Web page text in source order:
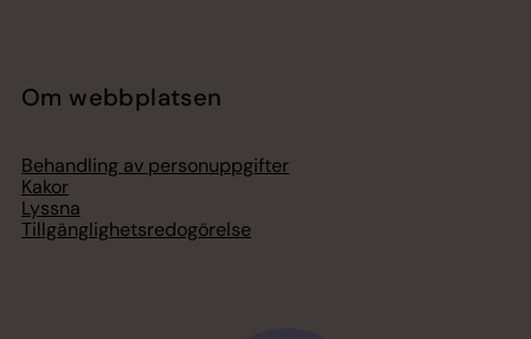
Om webbplatsen
Behandling av personuppgifter
Kakor
Lyssna
Tillgänglighetsredogörelse